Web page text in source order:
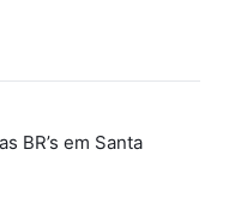
BR’s em Santa